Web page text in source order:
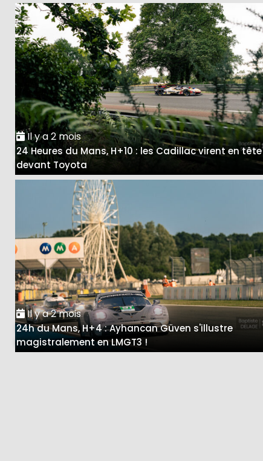
Il y a 2 mois
24 Heures du Mans, H+10 : les Cadillac virent en tête
devant Toyota
Il y a 2 mois
24h du Mans, H+4 : Ayhancan Güven s'illustre
magistralement en LMGT3 !